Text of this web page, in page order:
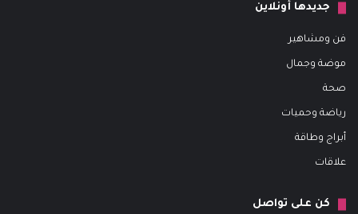
جديدها أونلاين
فن ومشاهير
موضة وجمال
صحة
رياضة وحميات
أبراج وطاقة
علاقات
كن على تواصل